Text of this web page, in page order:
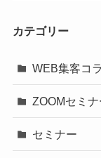
カテゴリー
WEB集客コ
ZOOMセミナ
セミナー